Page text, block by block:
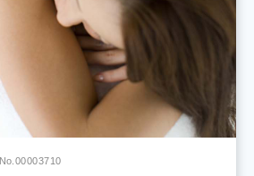
No.00003710